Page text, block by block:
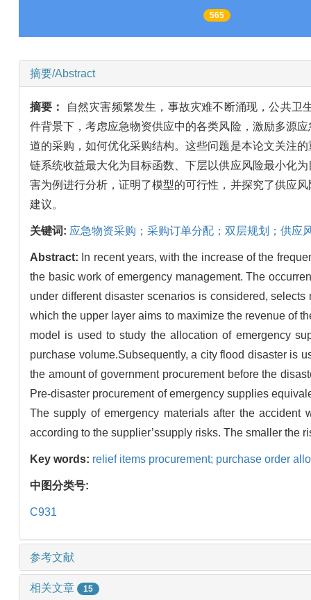
565
摘要/Abstract
摘要：
自然灾害频繁发生，事故灾难不断涌现，公共
件背景下，考虑应急物资供应中的各类风险，激励多源
道的采购，如何优化采购结构。这些问题是本论文关注
链系统收益最大化为目标函数、下层以供应风险最小化
害为例进行分析，证明了模型的可行性，并探究了供应
建议。
关键词: 应急物资采购；采购订单分配；双层规划；供应
Abstract: In recent years, with the increase of the
the basic work of emergency management. The
under different disaster scenarios is considered,
which the upper layer aims to maximize the revenue of
model is used to study the allocation of emergency
purchase volume.Subsequently, a city flood disaster is
the amount of government procurement before the
Pre-disaster procurement of emergency supplies
The supply of emergency materials after the accident
according to the supplier’ssupply risks. The smaller the
Key words: relief items procurement; purchase order
中图分类号:
C931
参考文献
相关文章 15